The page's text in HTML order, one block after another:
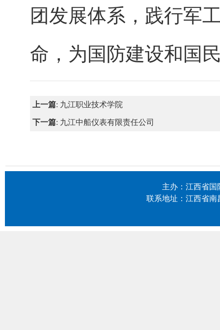
团发展体系，践行军
命，为国防建设和国
上一篇: 九江职业技术学院
下一篇: 九江中船仪表有限责任公司
主办：江西省
联系地址：江西省南